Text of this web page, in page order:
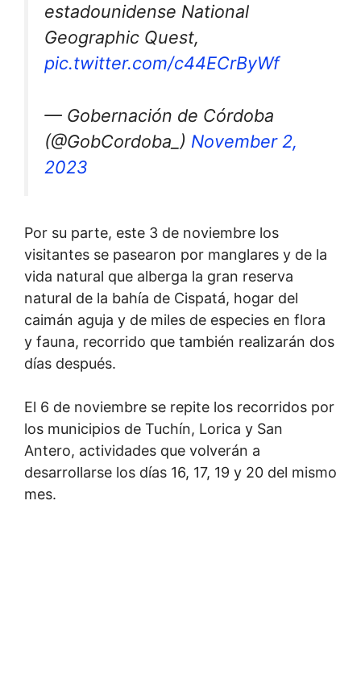
estadounidense National
Geographic Quest,
pic.twitter.com/c44ECrByWf
— Gobernación de Córdoba
(@GobCordoba_) November 2,
2023
Por su parte, este 3 de noviembre los
visitantes se pasearon por manglares y de la
vida natural que alberga la gran reserva
natural de la bahía de Cispatá, hogar del
caimán aguja y de miles de especies en flora
y fauna, recorrido que también realizarán dos
días después.
El 6 de noviembre se repite los recorridos por
los municipios de Tuchín, Lorica y San
Antero, actividades que volverán a
desarrollarse los días 16, 17, 19 y 20 del mismo
mes.